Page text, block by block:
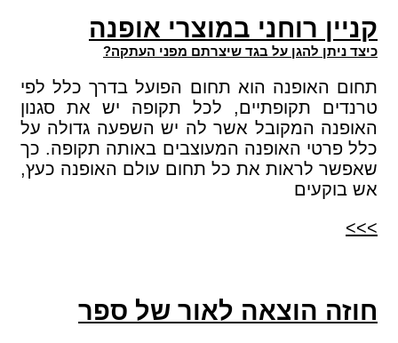
קניין רוחני במוצרי אופנה
כיצד ניתן להגן על בגד שיצרתם מפני העתקה?
תחום האופנה הוא תחום הפועל בדרך כלל לפי
טרנדים תקופתיים, לכל תקופה יש את סגנון
האופנה המקובל אשר לה יש השפעה גדולה על
כלל פרטי האופנה המעוצבים באותה תקופה. כך
שאפשר לראות את כל תחום עולם האופנה כעץ,
אש בוקעים
>>>
חוזה הוצאה לאור של ספר